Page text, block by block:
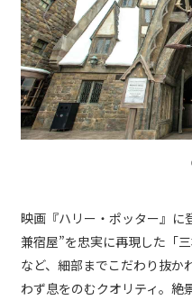
映画『ハリー・ポッター』に
兼宿屋”を忠実に再現した「
など、細部までこだわり抜か
わず息をのむクオリティ。絶